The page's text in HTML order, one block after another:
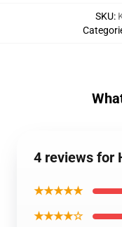
SKU:
4 reviews for
★★★★★
★★★★☆